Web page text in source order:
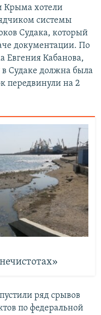
Крыма хотели
системы
Судака, который
документации. По
Евгения Кабанова,
Судаке должна была
передвинули на 2
ряд срывов
по федеральной